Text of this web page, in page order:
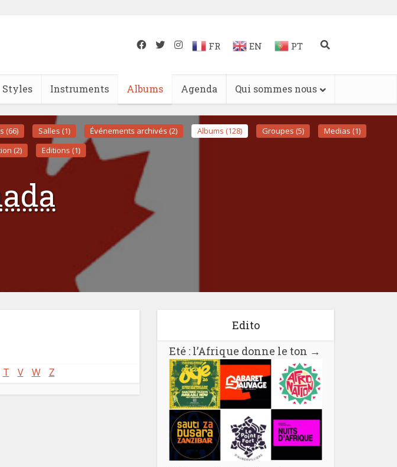
FR EN PT
Styles Instruments Albums Agenda Qui sommes nous
(66) Salles (1) Événements archivés (2) Albums (128) Groupes (5)
Medias (1)
(2) Editions (1)
T V W Z
Edito
Eté : l’Afrique donne le ton →